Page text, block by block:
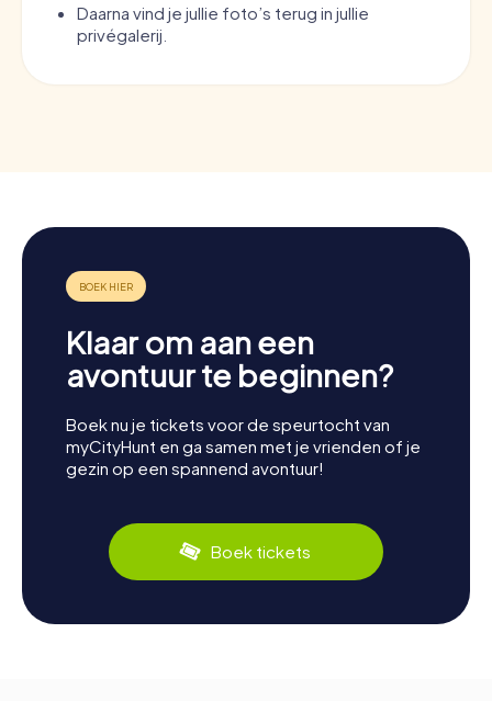
Daarna vind je jullie foto’s terug in jullie
privégalerij.
Klaar om aan een
avontuur te beginnen?
Boek nu je tickets voor de speurtocht van
myCityHunt en ga samen met je vrienden of je
gezin op een spannend avontuur!
Boek tickets